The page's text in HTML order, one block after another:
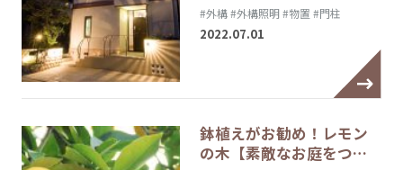
#外構#外構照明 #物置 #門柱
2022.07.01
鉢植えがお勧め！レモン
の木【素敵なお庭をつ…